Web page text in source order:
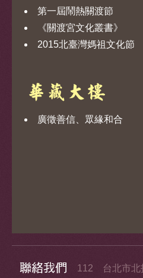
第一屆鬧熱關渡節
《關渡宮文化叢書》
2015北臺灣媽祖文化節
廣徵善信、眾緣和合
112 台北市北